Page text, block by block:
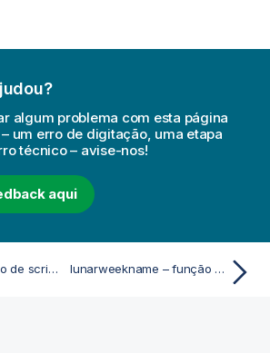
algum problema com esta página
um erro de digitação, uma etapa
técnico – avise-nos!
aqui
localtime – função de script e gráfico lunarweekname – função de script e gráfico